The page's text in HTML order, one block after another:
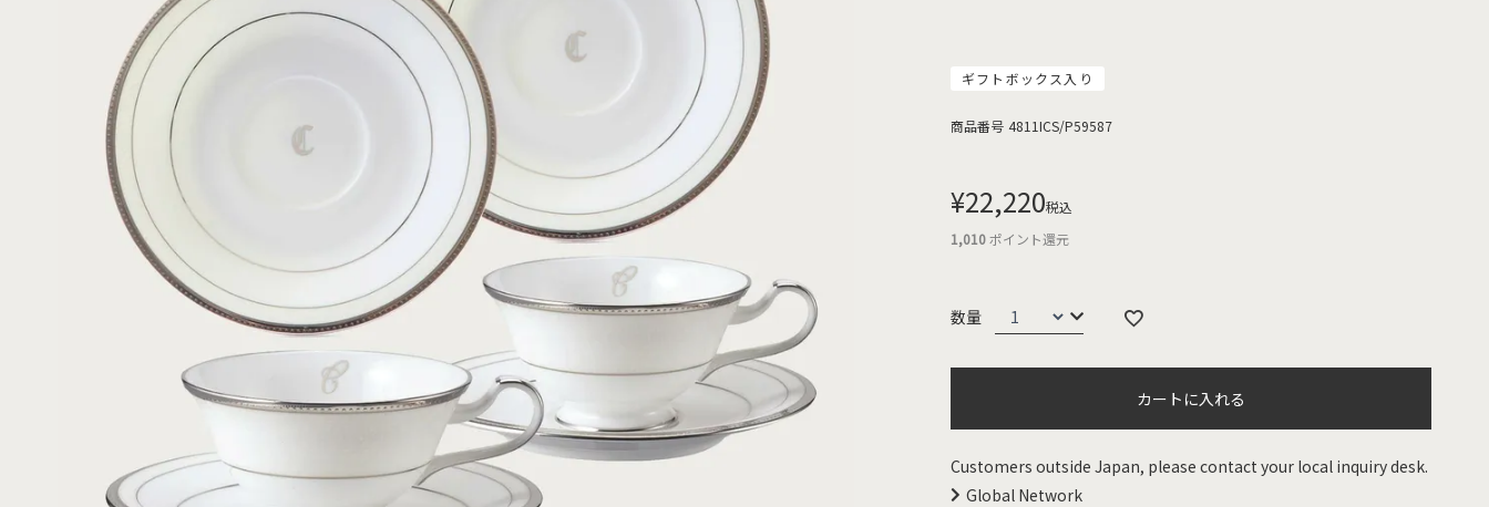
ギフトボックス入り
商品番号 4811ICS/P59587
¥22,220税込
1,010ポイント還元
カートに入れる
Customers outside Japan, please contact your local inquiry desk.
Global Network